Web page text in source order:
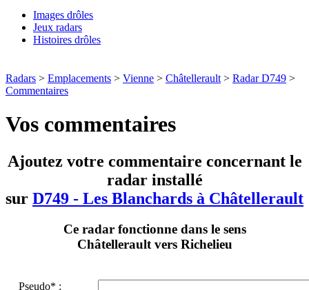
Images drôles
Jeux radars
Histoires drôles
Radars > Emplacements > Vienne > Châtellerault > Radar D749 >
Commentaires
Vos commentaires
Ajoutez votre commentaire concernant le
radar installé
sur D749 - Les Blanchards à Châtellerault
Ce radar fonctionne dans le sens
Châtellerault vers Richelieu
Pseudo* :